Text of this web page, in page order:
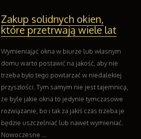
Zakup solidnych okien,
które przetrwają wiele lat
Wymieniając okna w biurze lub własnym
domu warto postawić na jakość, aby nie
trzeba było tego powtarzać w niedalekiej
przyszłości. Tym samym nie jest tajemnicą,
że byle jakie okna to jedynie tymczasowe
rozwiązanie, bo i tak za jakiś czas trzeba je
będzie uszczelniać lub nawet wymieniać.
Nowoczesne ...